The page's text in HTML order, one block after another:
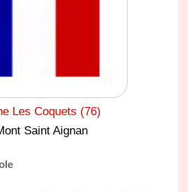
Les Coquets (76)
Saint Aignan